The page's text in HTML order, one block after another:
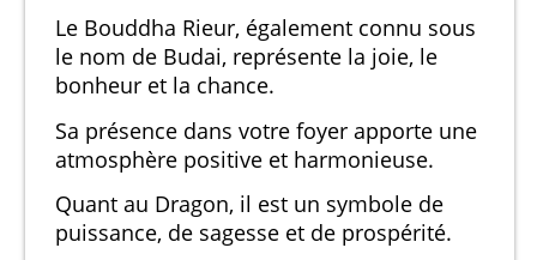
Le Bouddha Rieur, également connu sous
le nom de Budai, représente la joie, le
bonheur et la chance.
Sa présence dans votre foyer apporte une
atmosphère positive et harmonieuse.
Quant au Dragon, il est un symbole de
puissance, de sagesse et de prospérité.